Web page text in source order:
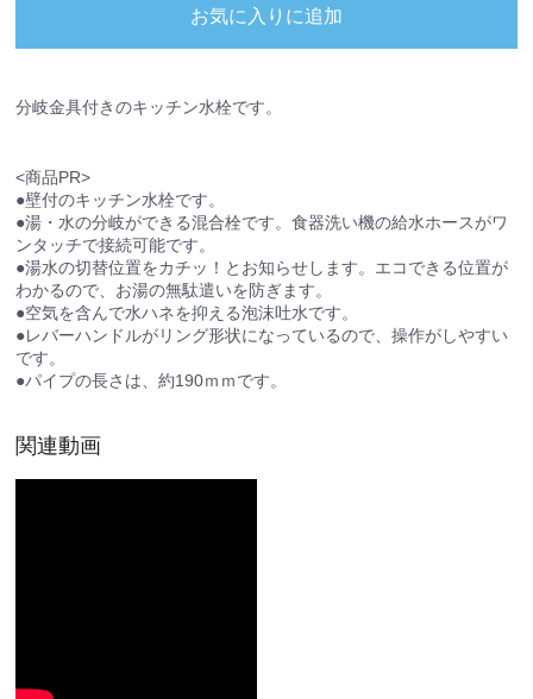
お気に入りに追加
分岐金具付きのキッチン水栓です。
<商品PR>
●壁付のキッチン水栓です。
●湯・水の分岐ができる混合栓です。食器洗い機の給水ホースがワ
ンタッチで接続可能です。
●湯水の切替位置をカチッ！とお知らせします。エコできる位置が
わかるので、お湯の無駄遣いを防ぎます。
●空気を含んで水ハネを抑える泡沫吐水です。
●レバーハンドルがリング形状になっているので、操作がしやすい
です。
●パイプの長さは、約190ｍｍです。
関連動画